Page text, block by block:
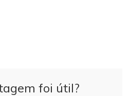
foi útil?